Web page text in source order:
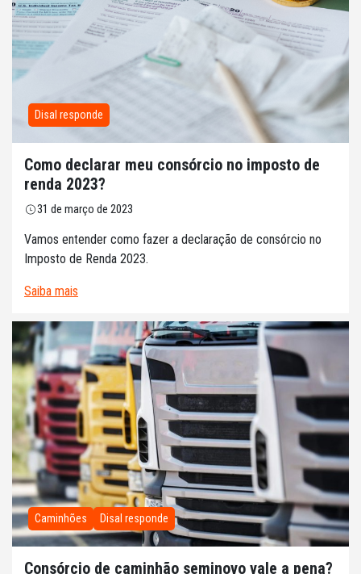
Disal responde
Como declarar meu consórcio no imposto de
renda 2023?
31 de março de 2023
Vamos entender como fazer a declaração de consórcio no
Imposto de Renda 2023.
Saiba mais
Caminhões Disal responde
Consórcio de caminhão seminovo vale a pena?